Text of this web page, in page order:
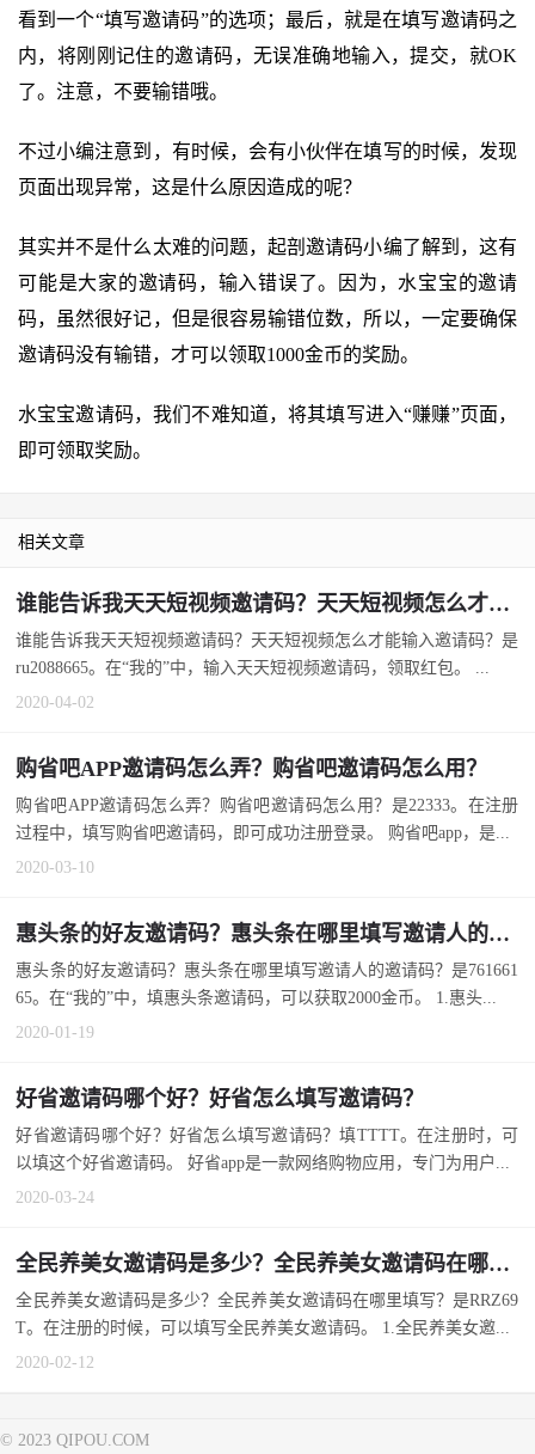
看到一个“填写邀请码”的选项；最后，就是在填写邀请码之
内，将刚刚记住的邀请码，无误准确地输入，提交，就OK
了。注意，不要输错哦。
不过小编注意到，有时候，会有小伙伴在填写的时候，发现
页面出现异常，这是什么原因造成的呢？
其实并不是什么太难的问题，起剖邀请码小编了解到，这有
可能是大家的邀请码，输入错误了。因为，水宝宝的邀请
码，虽然很好记，但是很容易输错位数，所以，一定要确保
邀请码没有输错，才可以领取1000金币的奖励。
水宝宝邀请码，我们不难知道，将其填写进入“赚赚”页面，
即可领取奖励。
相关文章
谁能告诉我天天短视频邀请码？天天短视频怎么才能输入邀请码？
谁能告诉我天天短视频邀请码？天天短视频怎么才能输入邀请码？是
ru2088665。在“我的”中，输入天天短视频邀请码，领取红包。 ...
2020-04-02
购省吧APP邀请码怎么弄？购省吧邀请码怎么用？
购省吧APP邀请码怎么弄？购省吧邀请码怎么用？是22333。在注册
过程中，填写购省吧邀请码，即可成功注册登录。 购省吧app，是...
2020-03-10
惠头条的好友邀请码？惠头条在哪里填写邀请人的邀请码？
惠头条的好友邀请码？惠头条在哪里填写邀请人的邀请码？是761661
65。在“我的”中，填惠头条邀请码，可以获取2000金币。 1.惠头...
2020-01-19
好省邀请码哪个好？好省怎么填写邀请码？
好省邀请码哪个好？好省怎么填写邀请码？填TTTT。在注册时，可
以填这个好省邀请码。 好省app是一款网络购物应用，专门为用户...
2020-03-24
全民养美女邀请码是多少？全民养美女邀请码在哪里填写？
全民养美女邀请码是多少？全民养美女邀请码在哪里填写？是RRZ69
T。在注册的时候，可以填写全民养美女邀请码。 1.全民养美女邀...
2020-02-12
© 2023 QIPOU.COM